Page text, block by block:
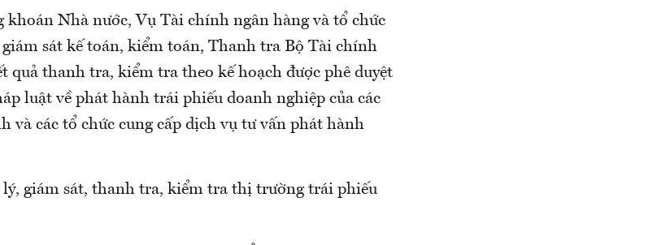
khoán Nhà nước, Vụ Tài chính ngân hàng và tổ chức
sát kế toán, kiểm toán, Thanh tra Bộ Tài chính
quả thanh tra, kiểm tra theo kế hoạch được phê duyệt
luật về phát hành trái phiếu doanh nghiệp của các
và các tổ chức cung cấp dịch vụ tư vấn phát hành
lý, giám sát, thanh tra, kiểm tra thị trường trái phiếu